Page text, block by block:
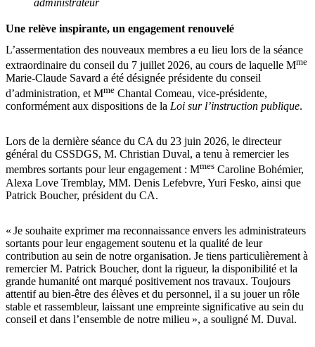
administrateur
Une relève inspirante, un engagement renouvelé
L’assermentation des nouveaux membres a eu lieu lors de la séance
extraordinaire du conseil du 7 juillet 2026, au cours de laquelle Mme
Marie-Claude Savard a été désignée présidente du conseil
d’administration, et Mme Chantal Comeau, vice‑présidente,
conformément aux dispositions de la Loi sur l’instruction publique.
Lors de la dernière séance du CA du 23 juin 2026, le directeur
général du CSSDGS, M. Christian Duval, a tenu à remercier les
membres sortants pour leur engagement : Mmes Caroline Bohémier,
Alexa Love Tremblay, MM. Denis Lefebvre, Yuri Fesko, ainsi que
Patrick Boucher, président du CA.
« Je souhaite exprimer ma reconnaissance envers les administrateurs
sortants pour leur engagement soutenu et la qualité de leur
contribution au sein de notre organisation. Je tiens particulièrement à
remercier M. Patrick Boucher, dont la rigueur, la disponibilité et la
grande humanité ont marqué positivement nos travaux. Toujours
attentif au bien-être des élèves et du personnel, il a su jouer un rôle
stable et rassembleur, laissant une empreinte significative au sein du
conseil et dans l’ensemble de notre milieu », a souligné M. Duval.